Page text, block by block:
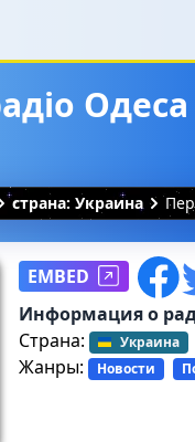
страна: Украина
EMBED
Информация о
Страна:
Украина
Жанры: Новости